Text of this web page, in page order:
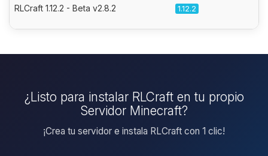
RLCraft 1.12.2 - Beta v2.8.2 1.12.2
¿Listo para instalar RLCraft en tu propio
Servidor Minecraft?
¡Crea tu servidor e instala RLCraft con 1 clic!